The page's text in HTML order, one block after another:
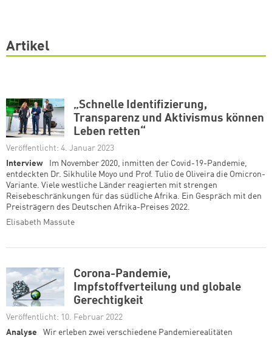
Artikel
„Schnelle Identifizierung,
Transparenz und Aktivismus können
Leben retten“
Veröffentlicht: 4. Januar 2023
Interview
Im November 2020, inmitten der Covid-19-Pandemie,
entdeckten Dr. Sikhulile Moyo und Prof. Tulio de Oliveira die Omicron-
Variante. Viele westliche Länder reagierten mit strengen
Reisebeschränkungen für das südliche Afrika. Ein Gespräch mit den
Preisträgern des Deutschen Afrika-Preises 2022.
Elisabeth Massute
Corona-Pandemie,
Impfstoffverteilung und globale
Gerechtigkeit
Veröffentlicht: 10. Februar 2022
Analyse
Wir erleben zwei verschiedene Pandemierealitäten